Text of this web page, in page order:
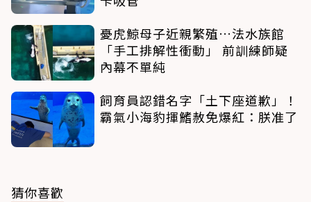
憂虎鯨母子近親繁殖…法水族館
「手工排解性衝動」 前訓練師疑
內幕不單純
飼育員認錯名字「土下座道歉」！
霸氣小海豹揮鰭赦免爆紅：朕准了
猜你喜歡